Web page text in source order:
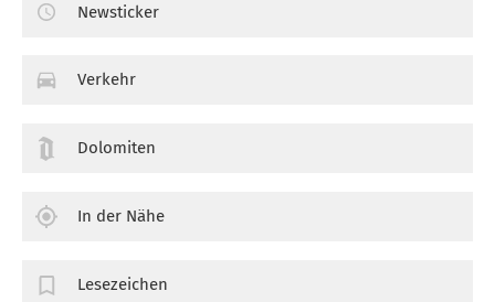
Newsticker
Verkehr
Dolomiten
In der Nähe
Lesezeichen